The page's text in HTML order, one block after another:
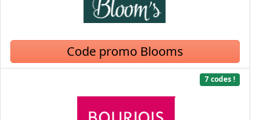
Code promo Blooms
7 codes !